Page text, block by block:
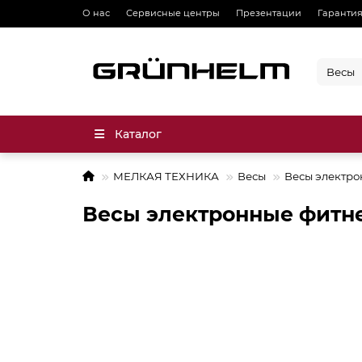
О нас Сервисные центры Презентации
Каталог
МЕЛКАЯ ТЕХНИКА Весы Весы
Весы электронные